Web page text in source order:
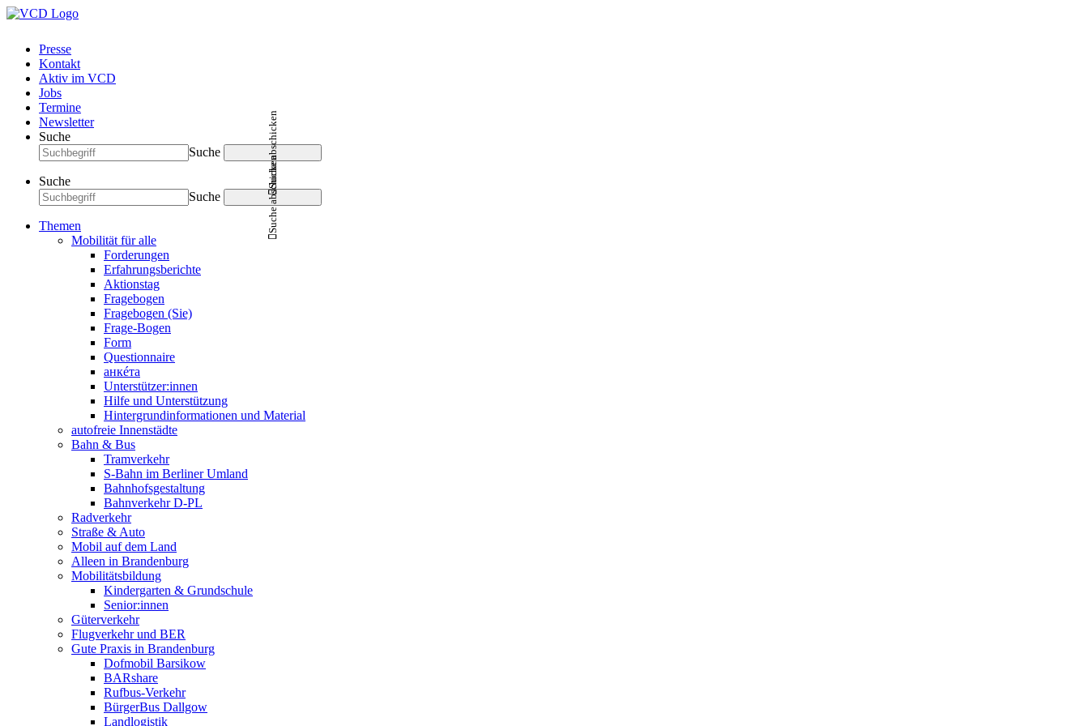
Presse
Kontakt
Aktiv im VCD
Jobs
Termine
Newsletter
Suche
Suche
Suche abschicken
Suche
Suche
Suche abschicken
Themen
Mobilität für alle
Forderungen
Erfahrungsberichte
Aktionstag
Fragebogen
Fragebogen (Sie)
Frage-Bogen
Form
Questionnaire
анкéта
Unterstützer:innen
Hilfe und Unterstützung
Hintergrundinformationen und Material
autofreie Innenstädte
Bahn & Bus
Tramverkehr
S-Bahn im Berliner Umland
Bahnhofsgestaltung
Bahnverkehr D-PL
Radverkehr
Straße & Auto
Mobil auf dem Land
Alleen in Brandenburg
Mobilitätsbildung
Kindergarten & Grundschule
Senior:innen
Güterverkehr
Flugverkehr und BER
Gute Praxis in Brandenburg
Dofmobil Barsikow
BARshare
Rufbus-Verkehr
BürgerBus Dallgow
Landlogistik